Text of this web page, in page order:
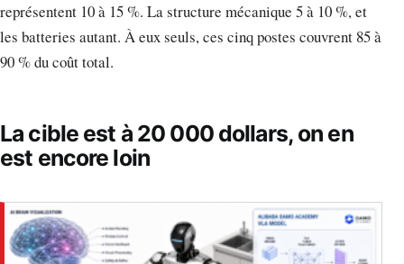
représentent 10 à 15 %. La structure mécanique 5 à 10 %, et
les batteries autant. À eux seuls, ces cinq postes couvrent 85 à
90 % du coût total.
La cible est à 20 000 dollars, on en
est encore loin